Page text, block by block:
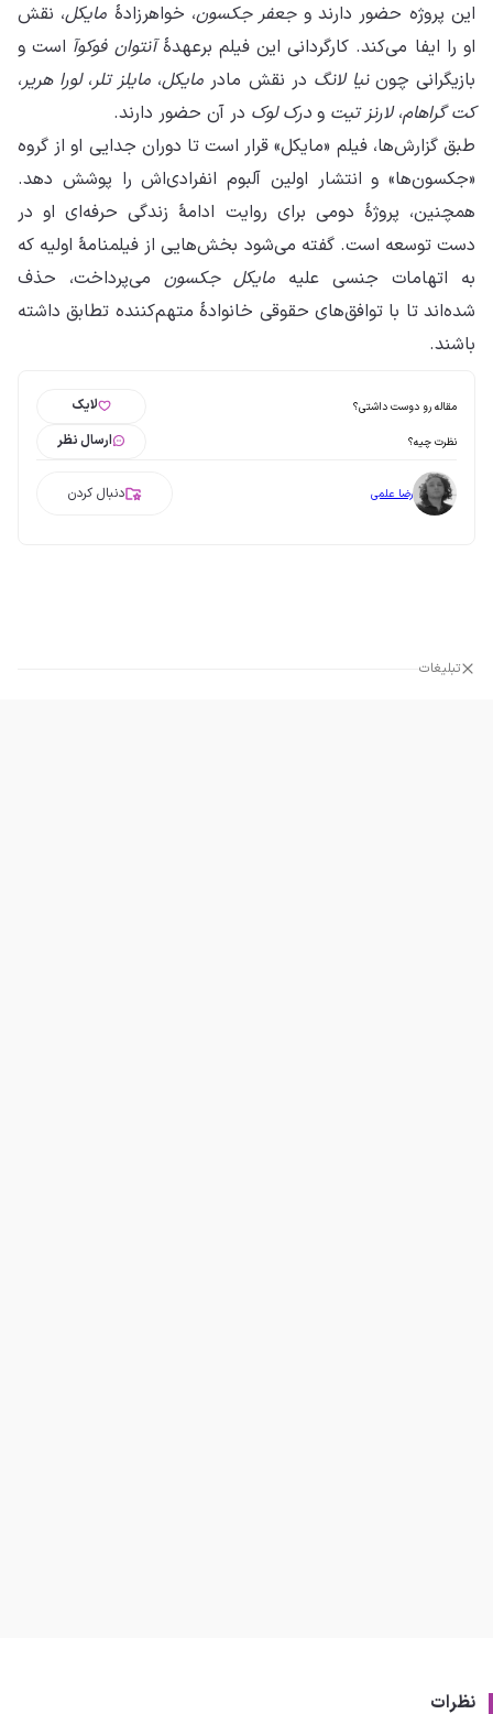
این پروژه حضور دارند وجعفر جکسون، خواهرزادهٔ مایکل، نقش
او را ایفا می‌کند. کارگردانی این فیلم برعهدهٔآنتوان فوکوآ است و
بازیگرانی چوننیا لانگ در نقش مادر مایکل، مایلز تلر،لورا هریر،
کت گراهام،لارنز تیت و درک لوک در آن حضور دارند.
طبق گزارش‌ها، فیلم «مایکل» قرار است تا دوران جدایی او از گروه
«جکسون‌ها» و انتشار اولین آلبوم انفرادی‌اش را پوشش دهد.
همچنین، پروژهٔ دومی برای روایت ادامهٔ زندگی حرفه‌ای او در
دست توسعه است. گفته می‌شود بخش‌هایی از فیلمنامهٔ اولیه که
به اتهامات جنسی علیه مایکل جکسون می‌پرداخت، حذف
شده‌اند تا با توافق‌های حقوقی خانوادهٔ متهم‌کننده تطابق داشته
باشند.
مقاله رو دوست داشتی؟ لایک
نظرت چیه؟ ارسال نظر
رضا علمی دنبال کردن
تبلیغات
نظرات